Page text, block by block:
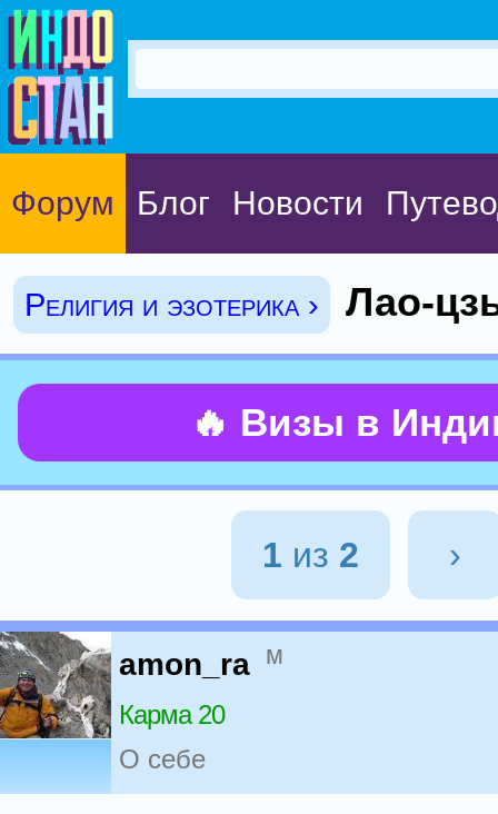
Форум Блог Новости
Религия и эзотерика › Лао-
🔥 Визы в
1 из 2 ›
amon_ra м
Карма 20
О себе